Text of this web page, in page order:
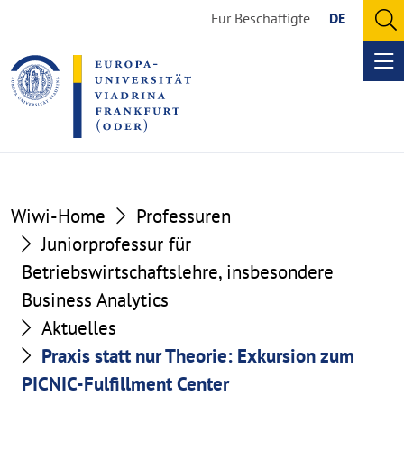
the
content
section
the
footer
section
Für Beschäftigte DE
Wiwi-Home
Professuren
Juniorprofessur für
Betriebswirtschaftslehre, insbesondere
Business Analytics
Aktuelles
Praxis statt nur Theorie: Exkursion zum
PICNIC-Fulfillment Center